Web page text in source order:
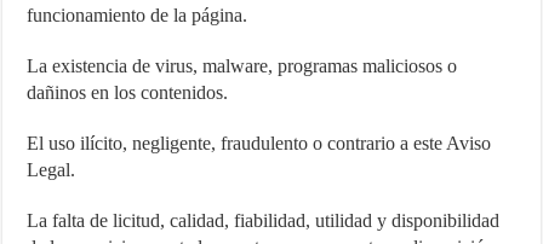
funcionamiento de la página.
La existencia de virus, malware, programas maliciosos o
dañinos en los contenidos.
El uso ilícito, negligente, fraudulento o contrario a este Aviso
Legal.
La falta de licitud, calidad, fiabilidad, utilidad y disponibilidad